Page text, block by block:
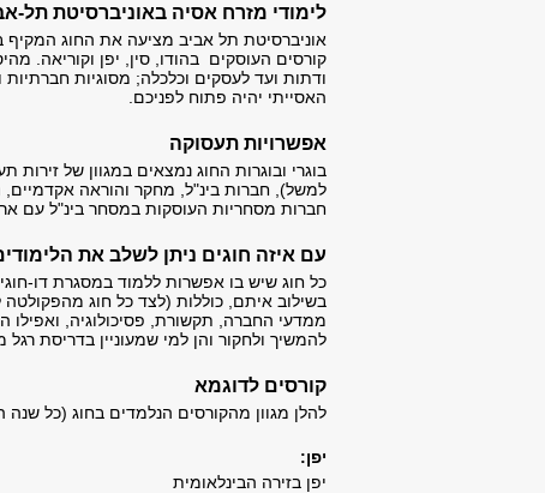
לימודי מזרח אסיה באוניברסיטת תל-
אוניברסיטת תל אביב מציעה את החוג המקיף
קורסים העוסקים בהודו, סין, יפן וקוריאה.
ודתות ועד לעסקים וכלכלה; מסוגיות
האסייתי יהיה פתוח לפניכם.
אפשרויות תעסוקה
בוגרי ובוגרות החוג נמצאים במגוון של
למשל), חברות בינ"ל, מחקר והוראה אקדמיים,
חברות מסחריות העוסקות במסחר בינ"ל עם
עם איזה חוגים ניתן לשלב את
כל חוג שיש בו אפשרות ללמוד במסגרת דו-
בשילוב איתם, כוללות (לצד כל חוג
ממדעי החברה, תקשורת, פסיכולוגיה, ואפילו
להמשיך ולחקור והן למי שמעוניין בדריסת
קורסים לדוגמא
להלן מגוון מהקורסים הנלמדים בחוג (כל
יפן:
יפן בזירה הבינלאומית